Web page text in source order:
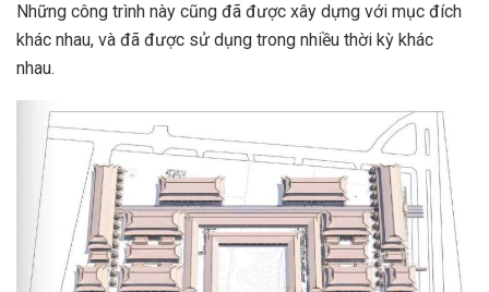
Những công trình này cũng đã được xây dựng với mục đích
khác nhau, và đã được sử dụng trong nhiều thời kỳ khác
nhau.